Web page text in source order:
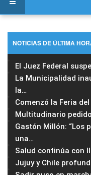
NOTICIAS DE ÚLTIMA
El Juez Federal
La Municipalidad
la…
Comenzó la Feria
Multitudinario
Gastón Millón: “Los
una…
Salud continúa con
Jujuy y Chile
Sadir puso en